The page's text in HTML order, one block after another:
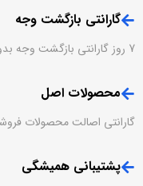
گارانتی بازگشت وجه
7 روز گارانتی بازگشت وجه بدون قید و شرط
محصولات اصل
گارانتی اصالت محصولات
پشتیبانی همیشگی